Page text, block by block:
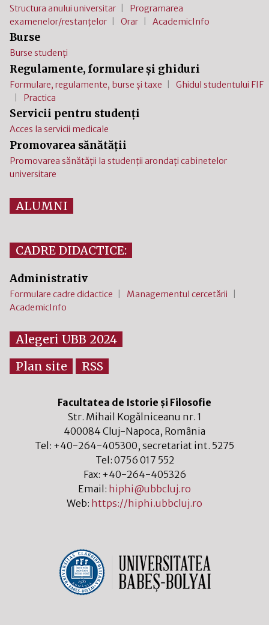
Structura anului universitar
Programarea
examenelor/restanțelor
Orar AcademicInfo
Burse
Burse studenți
Regulamente, formulare și ghiduri
Formulare, regulamente, burse și taxe
Ghidul studentului FIF
Practica
Servicii pentru studenți
Acces la servicii medicale
Promovarea sănătății
Promovarea sănătății la studenții arondați cabinetelor
universitare
ALUMNI
CADRE DIDACTICE:
Administrativ
Formulare cadre didactice
Managementul cercetării
AcademicInfo
Alegeri UBB 2024
Plan site
RSS
Facultatea de Istorie și Filosofie
Str. Mihail Kogălniceanu nr. 1
400084 Cluj-Napoca, România
Tel: +40-264-405300, secretariat int. 5275
Tel: 0756 017 552
Fax: +40-264-405326
Email: hiphi@ubbcluj.ro
Web: https://hiphi.ubbcluj.ro